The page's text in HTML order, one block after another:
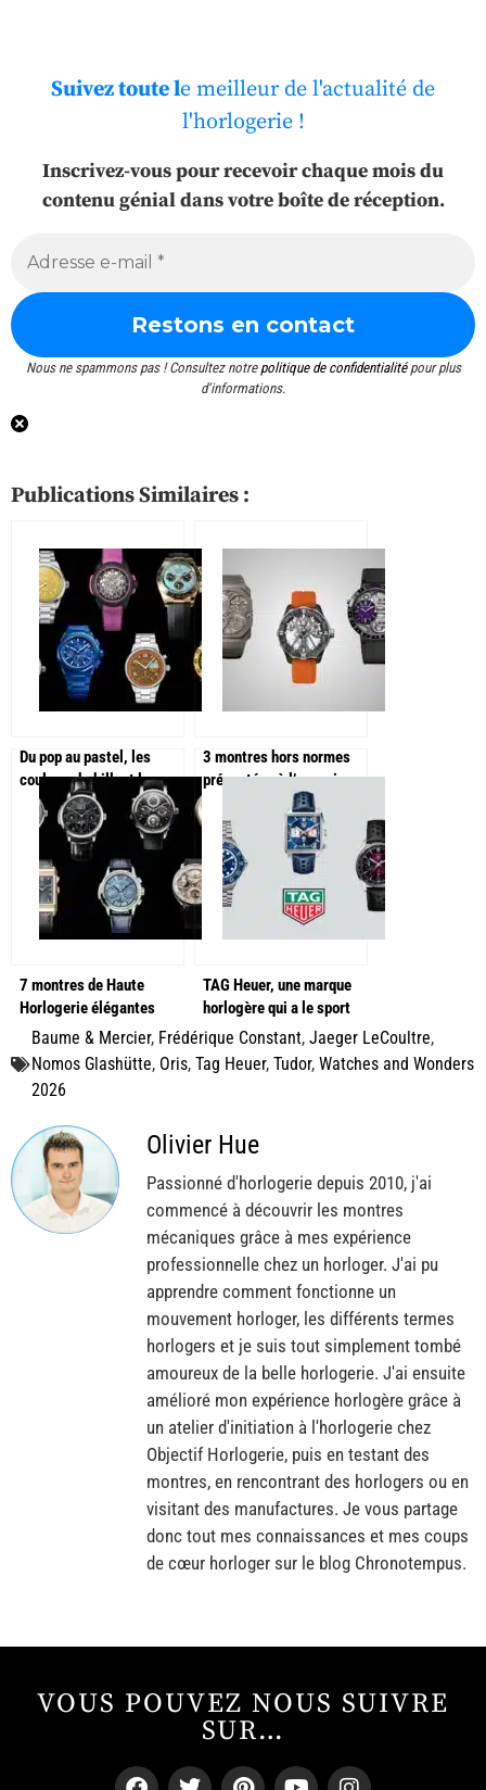
Suivez toute le meilleur de l'actualité de
l'horlogerie !
Inscrivez-vous pour recevoir chaque mois du
contenu génial dans votre boîte de réception.
Nous ne spammons pas ! Consultez notre politique de confidentialitépour plus
d’informations.
Publications Similaires :
Du pop au pastel, les
couleurs habillent les
montres à Watches and
Wonders !
3 montres hors normes
présentées à l’occasion
de Watches and Wonders
2025 !
7 montres de Haute
Horlogerie élégantes
découverte à Watches
and Wonders
TAG Heuer, une marque
horlogère qui a le sport
auto dans son ADN !
Baume & Mercier, Frédérique Constant, Jaeger LeCoultre,
Nomos Glashütte, Oris, Tag Heuer, Tudor, Watches and Wonders
2026
Olivier Hue
Passionné d'horlogerie depuis 2010, j'ai
commencé à découvrir les montres
mécaniques grâce à mes expérience
professionnelle chez un horloger. J'ai pu
apprendre comment fonctionne un
mouvement horloger, les différents termes
horlogers et je suis tout simplement tombé
amoureux de la belle horlogerie. J'ai ensuite
amélioré mon expérience horlogère grâce à
un atelier d'initiation à l'horlogerie chez
Objectif Horlogerie, puis en testant des
montres, en rencontrant des horlogers ou en
visitant des manufactures. Je vous partage
donc tout mes connaissances et mes coups
de cœur horloger sur le blog Chronotempus.
VOUS POUVEZ NOUS SUIVRE
SUR…